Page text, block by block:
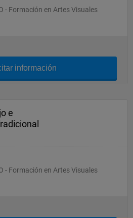
- Formación en Artes Visuales
información
e
- Formación en Artes Visuales